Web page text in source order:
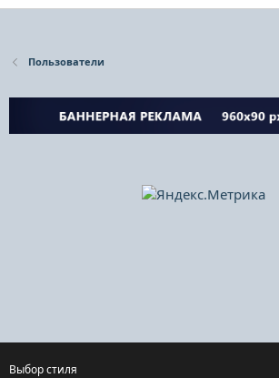
Пользователи
Выбор стиля